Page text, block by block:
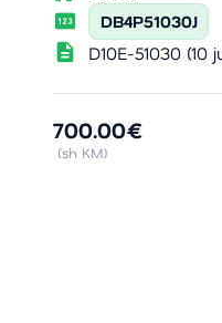
pin DB4P51030J
description D10E-51030 (10
700.00€
(sh KM)